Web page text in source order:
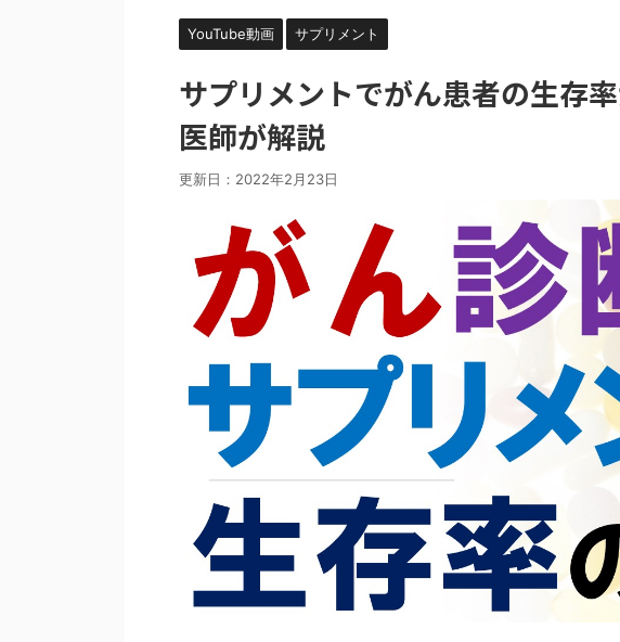
YouTube動画 サプリメント
サプリメントでがん患者の生存
医師が解説
更新日： 2022年2月23日